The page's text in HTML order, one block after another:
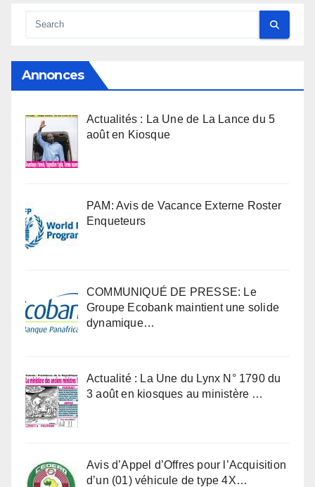
Annonces
Actualités : La Une de La Lance du 5
août en Kiosque
PAM: Avis de Vacance Externe Roster
Enqueteurs
COMMUNIQUÉ DE PRESSE: Le
Groupe Ecobank maintient une solide
dynamique…
Actualité : La Une du Lynx N° 1790 du
3 août en kiosques au ministère …
Avis d’Appel d’Offres pour l’Acquisition
d’un (01) véhicule de type 4X…